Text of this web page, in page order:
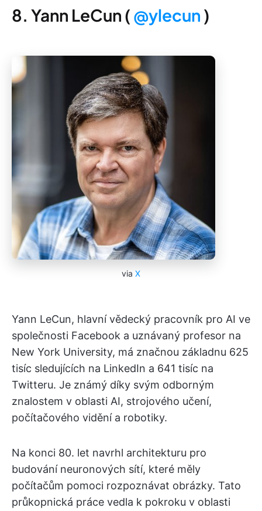
8. Yann LeCun ( @ylecun )
via X
Yann LeCun, hlavní vědecký pracovník pro AI ve
společnosti Facebook a uznávaný profesor na
New York University, má značnou základnu 625
tisíc sledujících na LinkedIn a 641 tisíc na
Twitteru. Je známý díky svým odborným
znalostem v oblasti AI, strojového učení,
počítačového vidění a robotiky.
Na konci 80. let navrhl architekturu pro
budování neuronových sítí, které měly
počítačům pomoci rozpoznávat obrázky. Tato
průkopnická práce vedla k pokroku v oblasti